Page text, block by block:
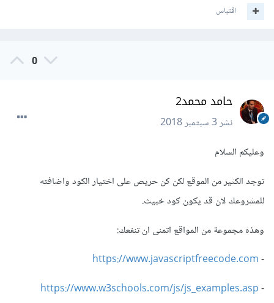
اقتباس
0
حامد محمد2
نشر3 سبتمبر 2018
وعليكم السلام
توجد الكثير من الموقع لكن كن حريص على اختيار الكود واضافته
للمشروعك لان قد يكون كود خبيث.
وهذه مجموعة من المواقع اتمنى ان تنفعك:
-
https://www.javascriptfreecode.com
-
https://www.w3schools.com/js/js_examples.asp